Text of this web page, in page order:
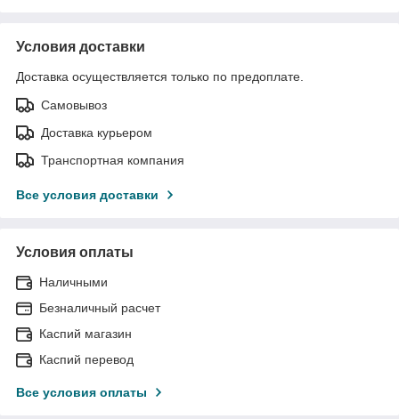
Условия доставки
Доставка осуществляется только по предоплате.
Самовывоз
Доставка курьером
Транспортная компания
Все условия доставки
Условия оплаты
Наличными
Безналичный расчет
Каспий магазин
Каспий перевод
Все условия оплаты